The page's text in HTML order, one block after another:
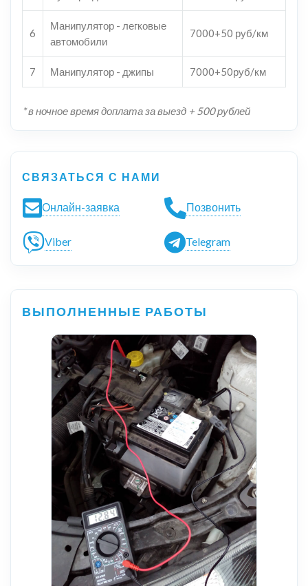
6
Манипулятор - легковые
автомобили
7000+50 руб/км
7 Манипулятор - джипы 7000+50руб/км
* в ночное время доплата за выезд + 500 рублей
СВЯЗАТЬСЯ С НАМИ
Онлайн-заявка Позвонить
Viber Telegram
ВЫПОЛНЕННЫЕ РАБОТЫ